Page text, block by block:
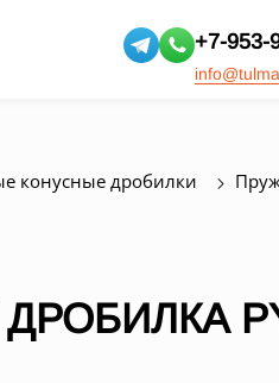
+7-953-
конусные дробилки